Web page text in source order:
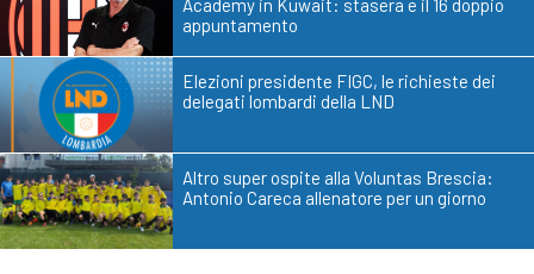
Academy in Kuwait: stasera e il 16 doppio
appuntamento
Elezioni presidente FIGC, le richieste dei
delegati lombardi della LND
Altro super ospite alla Voluntas Brescia:
Antonio Careca allenatore per un giorno